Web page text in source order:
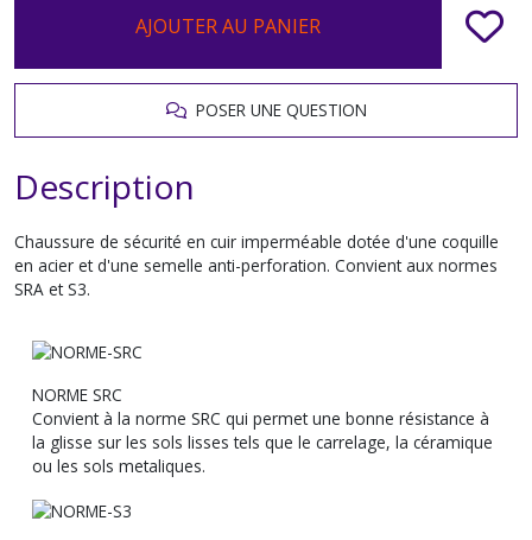
AJOUTER AU PANIER
POSER UNE QUESTION
Description
Chaussure de sécurité en cuir imperméable dotée d'une coquille
en acier et d'une semelle anti-perforation. Convient aux normes
SRA et S3.
NORME SRC
Convient à la norme SRC qui permet une bonne résistance à
la glisse sur les sols lisses tels que le carrelage, la céramique
ou les sols metaliques.